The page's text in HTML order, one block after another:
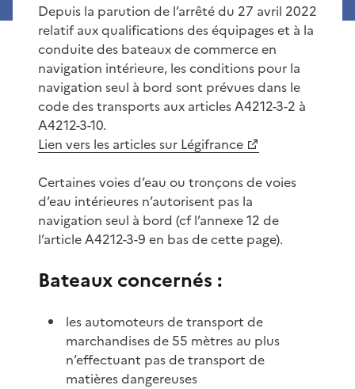
Depuis la parution de l’arrêté du 27 avril 2022
relatif aux qualifications des équipages et à la
conduite des bateaux de commerce en
navigation intérieure, les conditions pour la
navigation seul à bord sont prévues dans le
code des transports aux articles A4212-3-2 à
A4212-3-10.
Lien vers les articles sur Légifrance
Certaines voies d’eau ou tronçons de voies
d’eau intérieures n’autorisent pas la
navigation seul à bord (cf l’annexe 12 de
l’article A4212-3-9 en bas de cette page).
Bateaux concernés :
les automoteurs de transport de
marchandises de 55 mètres au plus
n’effectuant pas de transport de
matières dangereuses